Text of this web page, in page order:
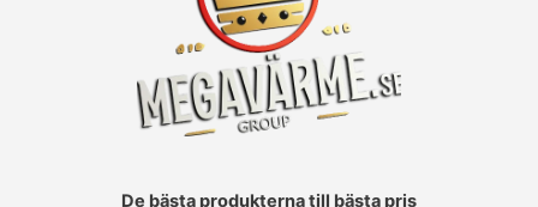
De bästa produkterna till bästa pris